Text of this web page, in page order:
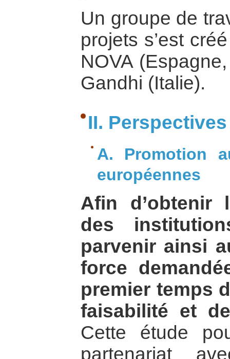
Un groupe de
projets s’est
NOVA
Gandhi (Italie).
II.
A. Promotion
européennes
Afin d’obtenir
des
parvenir ainsi
force
premier temps
faisabilité et
Cette étude
partenariat